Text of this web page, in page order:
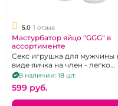
5.0 1 отзыв
Мастурбатор яйцо "GGG" в
ассортименте
Секс игрушка для мужчины
виде яичка на член - легко
помещается в ладони
В наличии: 18 шт.
599 pуб.